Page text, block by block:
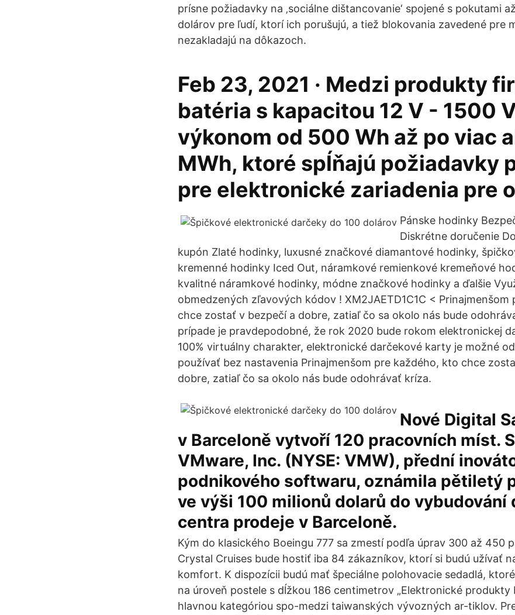
prísne požiadavky na ‚sociálne dištancovanie‘ spojené s pokutami
dolárov pre ľudí, ktorí ich porušujú, a tiež blokovania zavedené pre
nezakladajú na dôkazoch.
Feb 23, 2021 · Medzi produkty
batéria s kapacitou 12 V - 1500
výkonom od 500 Wh až po viac
MWh, ktoré spĺňajú požiadavky
pre elektronické zariadenia pre
Pánske hodinky
Diskrétne doručenie
kupón Zlaté hodinky, luxusné značkové diamantové hodinky,
kremenné hodinky Iced Out, náramkové remienkové kremeňové
kvalitné náramkové hodinky, módne značkové hodinky a ďalšie
obmedzených zľavových kódov ! XM2JAETD1C1C < Prinajmenšom
chce zostať v bezpečí a dobre, zatiaľ čo sa okolo nás bude
prípade je pravdepodobné, že rok 2020 bude rokom elektronickej
100% virtuálny charakter, elektronické darčekové karty je možné
používať bez nastavenia Prinajmenšom pre každého, kto chce
dobre, zatiaľ čo sa okolo nás bude odohrávať kríza.
Nové Digital
v Barceloně vytvoří 120 pracovních míst.
VMware, Inc. (NYSE: VMW), přední
podnikového softwaru, oznámila pětiletý
ve výši 100 milionů dolarů do vybudování
centra prodeje v Barceloně.
Kým do klasického Boeingu 777 sa zmestí podľa úprav 300 až 450
Crystal Cruises bude hostiť iba 84 zákazníkov, ktorí si budú užívať
komfort. K dispozícii budú mať špeciálne polohovacie sedadlá,
na úroveň postele s dĺžkou 186 centimetrov „Elektronické produkty
hlavnou kategóriou spo-medzi taiwanských vývozných ar-tiklov.